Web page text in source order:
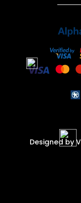
Designed by